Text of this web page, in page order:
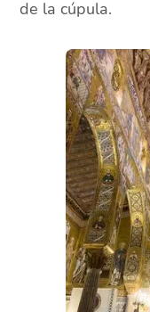
de la cúpula.